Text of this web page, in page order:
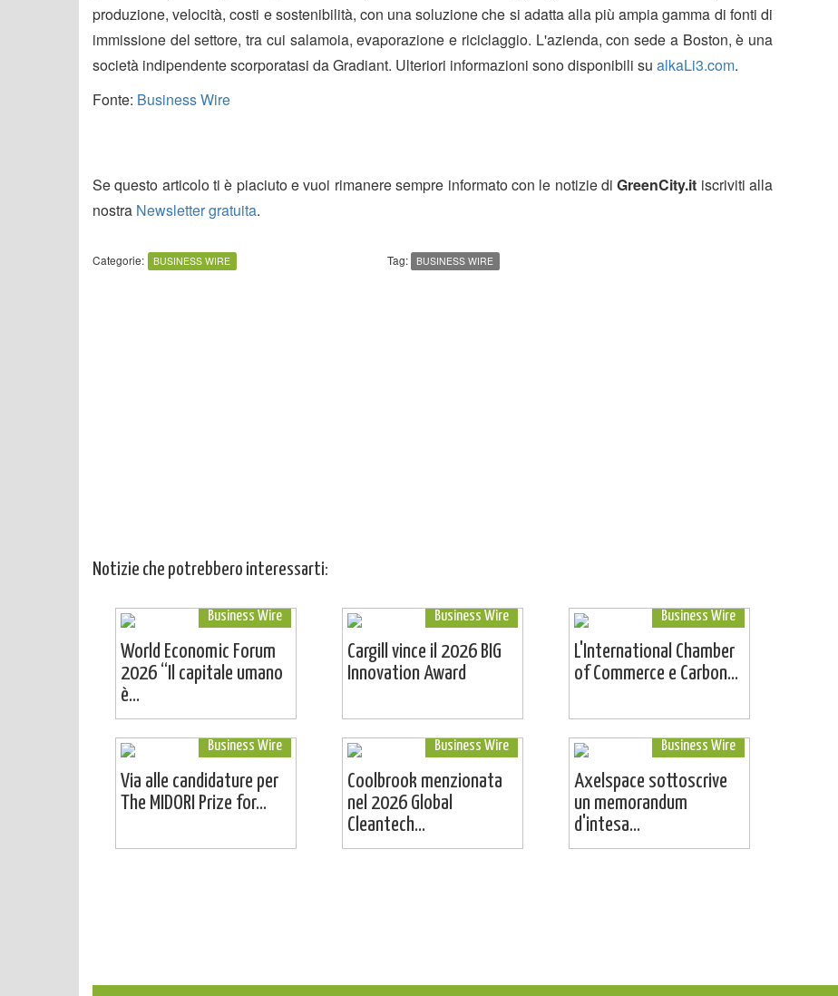
produzione, velocità, costi e sostenibilità, con una soluzione che si adatta alla più ampia gamma di fonti di
immissione del settore, tra cui salamoia, evaporazione e riciclaggio. L'azienda, con sede a Boston, è una
società indipendente scorporatasi da Gradiant. Ulteriori informazioni sono disponibili su alkaLi3.com.
Fonte: Business Wire
Se questo articolo ti è piaciuto e vuoi rimanere sempre informato con le notizie diGreenCity.it iscriviti alla
nostra Newsletter gratuita.
Categorie: BUSINESS WIRE Tag: BUSINESS WIRE
Notizie che potrebbero interessarti:
Business Wire
World Economic Forum
2026 “Il capitale umano
è...
Business Wire
Cargill vince il 2026 BIG
Innovation Award
Business Wire
L'International Chamber
of Commerce e Carbon...
Business Wire
Via alle candidature per
The MIDORI Prize for...
Business Wire
Coolbrook menzionata
nel 2026 Global
Cleantech...
Business Wire
Axelspace sottoscrive
un memorandum
d'intesa...